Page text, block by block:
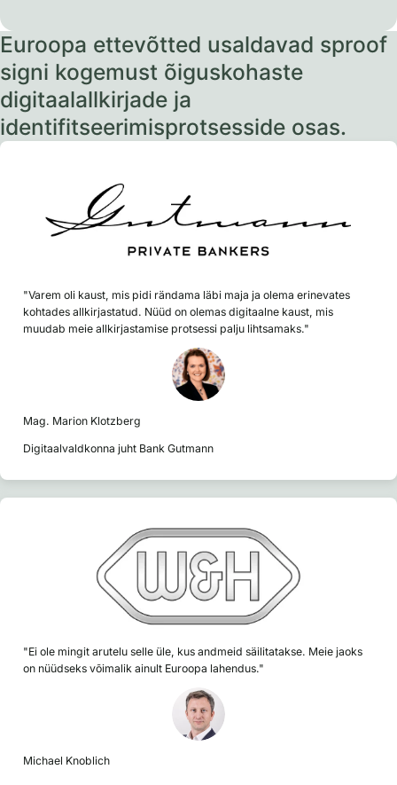
Euroopa ettevõtted usaldavad sproof
signi kogemust õiguskohaste
digitaalallkirjade ja
identifitseerimisprotsesside osas.
"Varem oli kaust, mis pidi rändama läbi maja ja olema erinevates
kohtades allkirjastatud. Nüüd on olemas digitaalne kaust, mis
muudab meie allkirjastamise protsessi palju lihtsamaks."
Mag. Marion Klotzberg
Digitaalvaldkonna juht Bank Gutmann
"Ei ole mingit arutelu selle üle, kus andmeid säilitatakse. Meie jaoks
on nüüdseks võimalik ainult Euroopa lahendus."
Michael Knoblich